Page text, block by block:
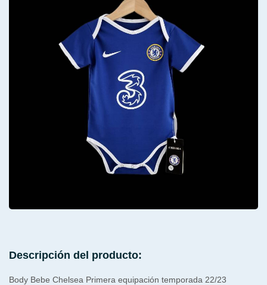
Descripción del producto:
Body Bebe Chelsea Primera equipación temporada 22/23